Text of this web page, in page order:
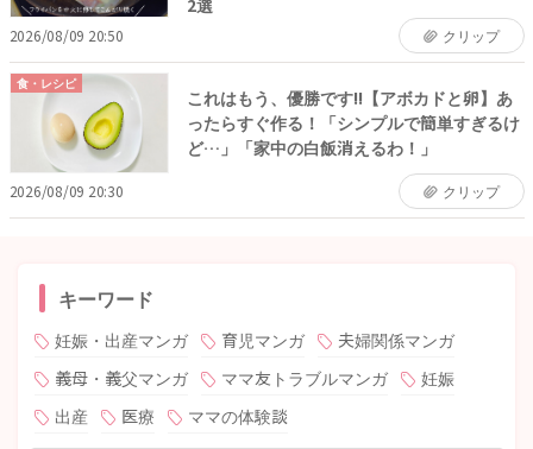
2026/08/09 20:50 クリップ
食・レシピ
これはもう、優勝です!!【アボカドと卵】あ
ったらすぐ作る！「シンプルで簡単すぎるけ
ど…」「家中の白飯消えるわ！」
2026/08/09 20:30 クリップ
キーワード
妊娠・出産マンガ 育児マンガ
夫婦関係マンガ
義母・義父マンガ
ママ友トラブルマンガ
妊娠
出産
医療 ママの体験談